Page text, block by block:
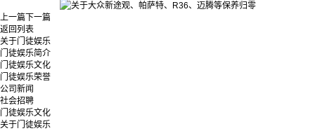
上一篇 下一篇
返回列表
关于门徒娱乐
门徒娱乐简介
门徒娱乐文化
门徒娱乐荣誉
公司新闻
社会招聘
门徒娱乐文化
关于门徒娱乐